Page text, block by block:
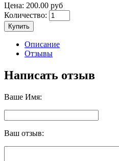
Цена: 200.00 руб
Количество:
Купить
Описание
Отзывы
Написать отзыв
Ваше Имя:
Ваш отзыв: